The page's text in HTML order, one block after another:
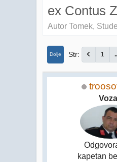
ex Contus
Autor Tomek,
Dolje Str 1
kapetan